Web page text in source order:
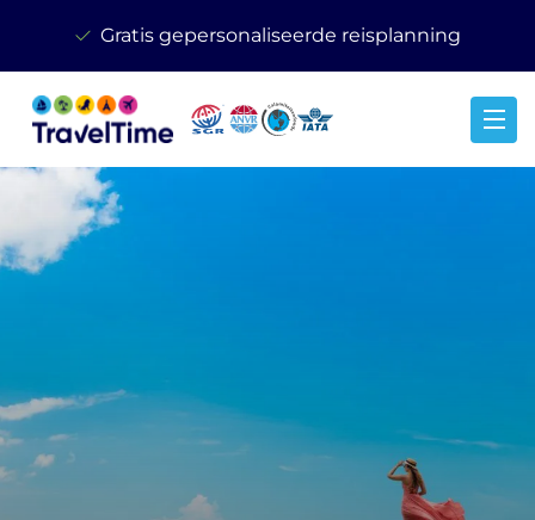
Gratis gepersonaliseerde reisplanning